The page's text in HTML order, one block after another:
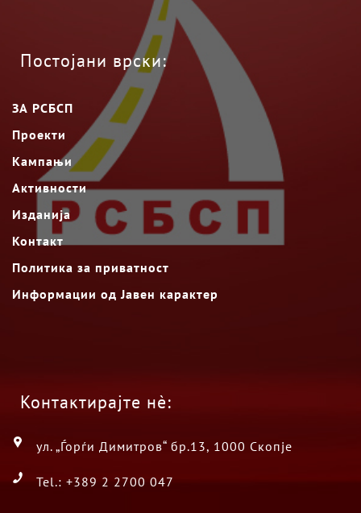
Постојани врски:
ЗА РСБСП
Проекти
Кампањи
Активности
Изданија
Контакт
Политика за приватност
Информации од Јавен карактер
Контактирајте нè:
ул. „Ѓорѓи Димитров“ бр.13, 1000 Скопје
Tel.: +389 2 2700 047